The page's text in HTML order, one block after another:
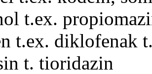
t.ex.
t.ex. diklofenak
t. tioridazin